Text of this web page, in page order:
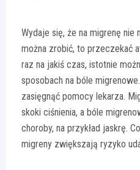
Wydaje się, że na migrenę nie
można zrobić, to przeczekać
raz na jakiś czas, istotnie
sposobach na bóle
zasięgnąć pomocy lekarza.
skoki ciśnienia, a bóle
choroby, na przykład jaskrę.
migreny zwiększają ryzyko